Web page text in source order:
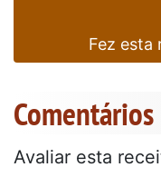
Fez esta
Comentários
Avaliar esta